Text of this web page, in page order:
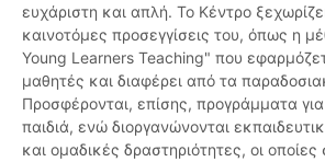
ευχάριστη και απλή. Το Κέντρο ξεχωρίζει
καινοτόμες προσεγγίσεις του, όπως η
Young Learners Teaching" που
μαθητές και διαφέρει από τα
Προσφέρονται, επίσης, προγράμματα για
παιδιά, ενώ διοργανώνονται
και ομαδικές δραστηριότητες, οι